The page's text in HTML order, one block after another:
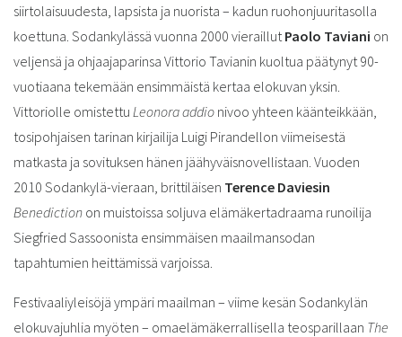
siirtolaisuudesta, lapsista ja nuorista – kadun ruohonjuuritasolla
koettuna. Sodankylässä vuonna 2000 vieraillut Paolo Taviani on
veljensä ja ohjaajaparinsa Vittorio Tavianin kuoltua päätynyt 90-
vuotiaana tekemään ensimmäistä kertaa elokuvan yksin.
Vittoriolle omistettu Leonora addio nivoo yhteen käänteikkään,
tosipohjaisen tarinan kirjailija Luigi Pirandellon viimeisestä
matkasta ja sovituksen hänen jäähyväisnovellistaan. Vuoden
2010 Sodankylä-vieraan, brittiläisen Terence Daviesin
Benediction on muistoissa soljuva elämäkertadraama runoilija
Siegfried Sassoonista ensimmäisen maailmansodan
tapahtumien heittämissä varjoissa.
Festivaaliyleisöjä ympäri maailman – viime kesän Sodankylän
elokuvajuhlia myöten – omaelämäkerrallisella teosparillaan The